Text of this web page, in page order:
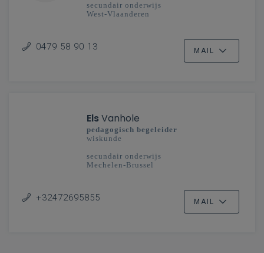
secundair onderwijs
West-Vlaanderen
0479 58 90 13 MAIL
ElsVanhole
pedagogisch begeleider
wiskunde
secundair onderwijs
Mechelen-Brussel
+32472695855 MAIL